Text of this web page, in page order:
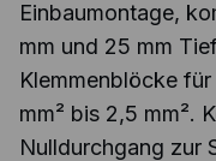
Einbaumontage,
mm und 25 mm
Klemmenblöcke
mm² bis 2,5 mm².
Nulldurchgang zur